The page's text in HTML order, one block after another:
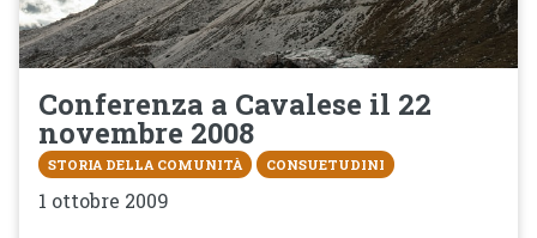
Conferenza a Cavalese il 22
novembre 2008
STORIA DELLA COMUNITÀ CONSUETUDINI
1 ottobre 2009